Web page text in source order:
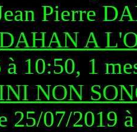
Pierre
A
10:50, 1
NON
07/2019 à